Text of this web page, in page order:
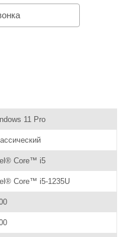
11 Pro
Core™ i5
Core™ i5-1235U